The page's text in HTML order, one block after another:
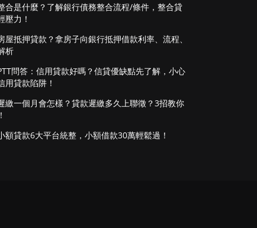
合是什麼？了解銀行債務整合流程/條件，整合貸
壓力！
屋抵押貸款？拿房子向銀行抵押借款利率、流程、
析
問答：信用貸款好嗎？信貸優缺點先了解，小心
用貸款陷阱！
繳一個月會怎樣？貸款遲繳多久上聯徵？3招教你
額貸款6大平台統整，小額借款30萬輕鬆過！